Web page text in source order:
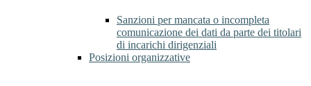
Sanzioni per mancata o incompleta
comunicazione dei dati da parte dei titolari
di incarichi dirigenziali
Posizioni organizzative